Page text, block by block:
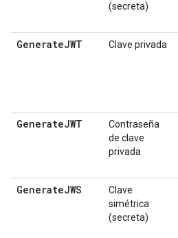
(secreta)
GenerateJWT Clave privada
GenerateJWT
Contraseña
de clave
privada
GenerateJWS
Clave
simétrica
(secreta)